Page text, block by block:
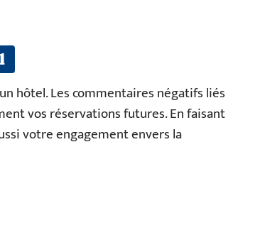
hôtel. Les commentaires négatifs liés
vos réservations futures. En faisant
votre engagement envers la